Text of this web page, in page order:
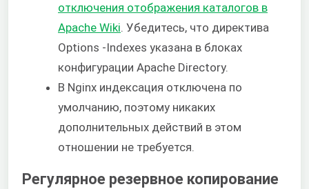
отключения отображения каталогов в
Apache Wiki. Убедитесь, что директива
Options -Indexes указана в блоках
конфигурации Apache Directory.
В Nginx индексация отключена по
умолчанию, поэтому никаких
дополнительных действий в этом
отношении не требуется.
Регулярное резервное копирование